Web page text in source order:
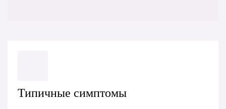
Типичные симптомы